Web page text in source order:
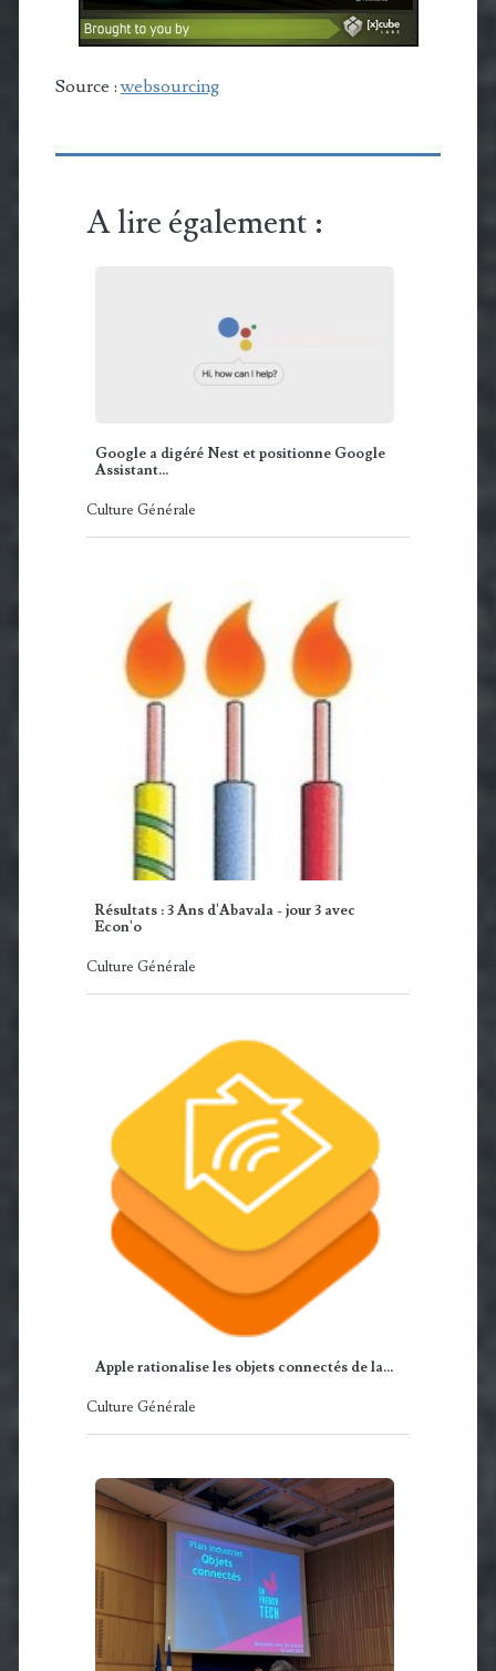
Source :websourcing
A lire également :
Google a digéré Nest et positionne Google
Assistant…
Culture Générale
Résultats : 3 Ans d'Abavala - jour 3 avec
Econ'o
Culture Générale
Apple rationalise les objets connectés de la…
Culture Générale